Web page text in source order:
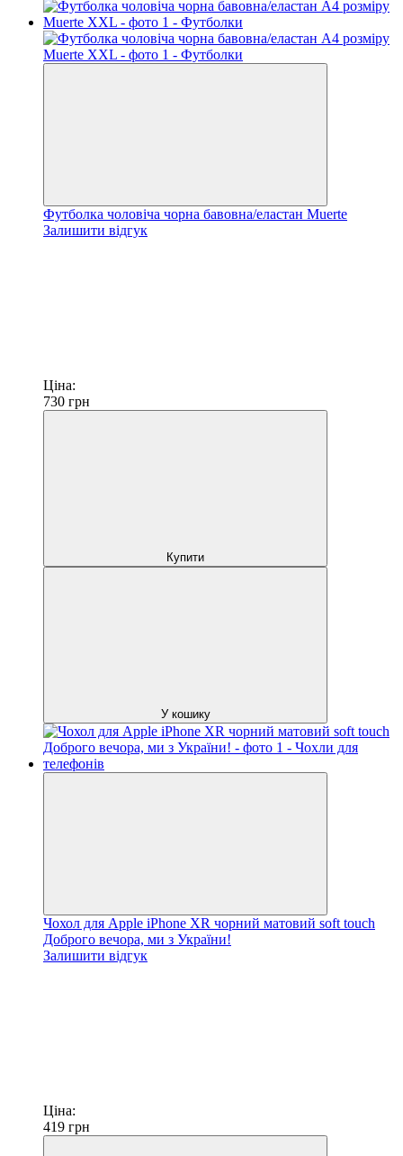
Футболка чоловіча чорна бавовна/еластан Muerte
Залишити відгук
Ціна:
730 грн
Купити
У кошику
Чохол для Apple iPhone XR чорний матовий soft touch
Доброго вечора, ми з України!
Залишити відгук
Ціна:
419 грн